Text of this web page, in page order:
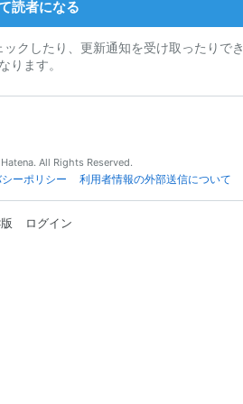
読者になる
クしたり、更新通知を受け取ったりでき
ります。
All Rights Reserved.
ーポリシー 利用者情報の外部送信について
ログイン